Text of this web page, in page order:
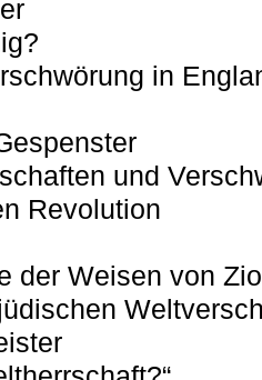
in
und
Revolution
der Weisen von